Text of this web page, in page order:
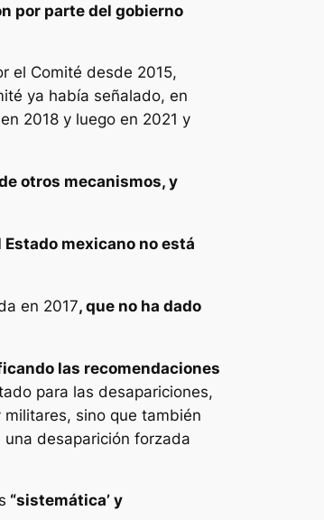
por parte del gobierno
el Comité desde 2015,
ya había señalado, en
2018 y luego en 2021 y
otros mecanismos, y
Estado mexicano no está
en 2017, que no ha dado
las recomendaciones
para las desapariciones,
sino que también
desaparición forzada
“sistemática’ y